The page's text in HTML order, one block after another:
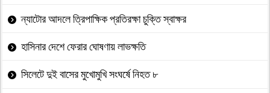
ন্যাটোর আদলে ত্রিপাক্ষিক প্রতিরক্ষা চুক্তি স্বাক্ষর
হাসিনার দেশে ফেরার ঘোষণায় লাভক্ষতি
সিলেটে দুই বাসের মুখোমুখি সংঘর্ষে নিহত ৮